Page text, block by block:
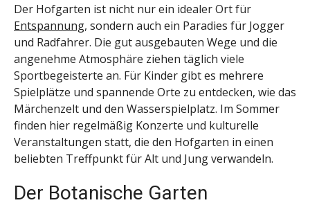
Der Hofgarten ist nicht nur ein idealer Ort für
Entspannung, sondern auch ein Paradies für Jogger
und Radfahrer. Die gut ausgebauten Wege und die
angenehme Atmosphäre ziehen täglich viele
Sportbegeisterte an. Für Kinder gibt es mehrere
Spielplätze und spannende Orte zu entdecken, wie das
Märchenzelt und den Wasserspielplatz. Im Sommer
finden hier regelmäßig Konzerte und kulturelle
Veranstaltungen statt, die den Hofgarten in einen
beliebten Treffpunkt für Alt und Jung verwandeln.
Der Botanische Garten